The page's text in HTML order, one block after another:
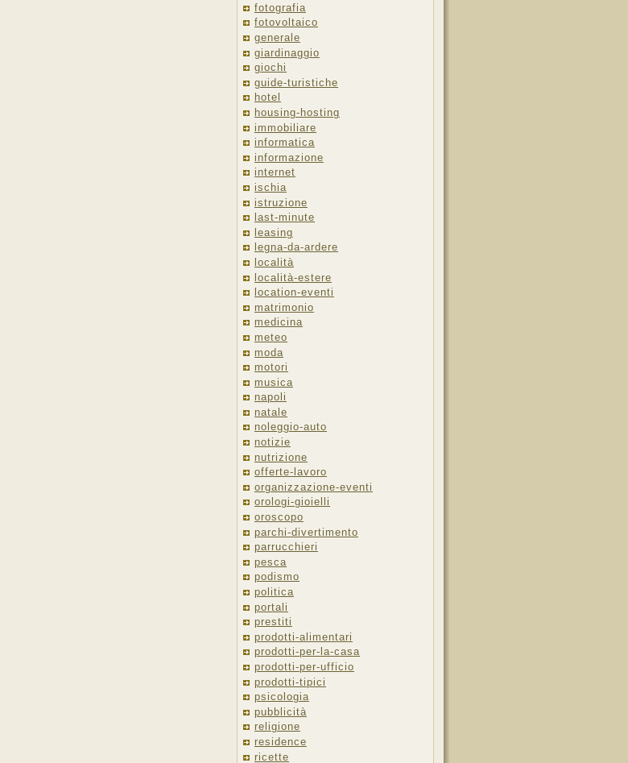
fotografia
fotovoltaico
generale
giardinaggio
giochi
guide-turistiche
hotel
housing-hosting
immobiliare
informatica
informazione
internet
ischia
istruzione
last-minute
leasing
legna-da-ardere
località
località-estere
location-eventi
matrimonio
medicina
meteo
moda
motori
musica
napoli
natale
noleggio-auto
notizie
nutrizione
offerte-lavoro
organizzazione-eventi
orologi-gioielli
oroscopo
parchi-divertimento
parrucchieri
pesca
podismo
politica
portali
prestiti
prodotti-alimentari
prodotti-per-la-casa
prodotti-per-ufficio
prodotti-tipici
psicologia
pubblicità
religione
residence
ricette